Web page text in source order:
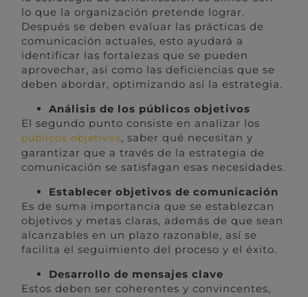
lo que la organización pretende lograr.
Después se deben evaluar las prácticas de
comunicación actuales, esto ayudará a
identificar las fortalezas que se pueden
aprovechar, así como las deficiencias que se
deben abordar, optimizando así la estrategia.
Análisis de los públicos objetivos
El segundo punto consiste en analizar los
públicos objetivos, saber qué necesitan y
garantizar que a través de la estrategia de
comunicación se satisfagan esas necesidades.
Establecer objetivos de comunicación
Es de suma importancia que se establezcan
objetivos y metas claras, además de que sean
alcanzables en un plazo razonable, así se
facilita el seguimiento del proceso y el éxito.
Desarrollo de mensajes clave
Estos deben ser coherentes y convincentes,